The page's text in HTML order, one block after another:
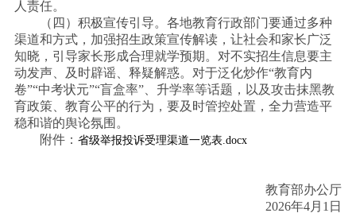
人责任。
（四）积极宣传引导。各地教育行政部门要通过多种
渠道和方式，加强招生政策宣传解读，让社会和家长广泛
知晓，引导家长形成合理就学预期。对不实招生信息要主
动发声、及时辟谣、释疑解惑。对于泛化炒作“教育内
卷”“中考状元”“盲盒率”、升学率等话题，以及攻击抹黑教
育政策、教育公平的行为，要及时管控处置，全力营造平
稳和谐的舆论氛围。
附件： 省级举报投诉受理渠道一览表.docx
教育部办公厅
2026年4月1日